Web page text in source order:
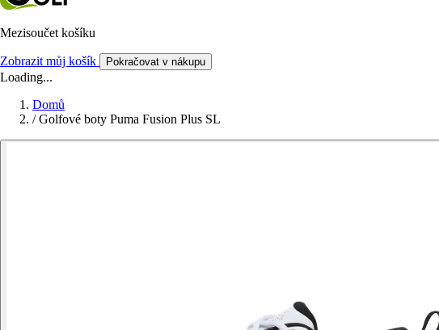
Mezisoučet košíku
Zobrazit můj košík Pokračovat v nákupu
Loading...
Domů
/ Golfové boty Puma Fusion Plus SL